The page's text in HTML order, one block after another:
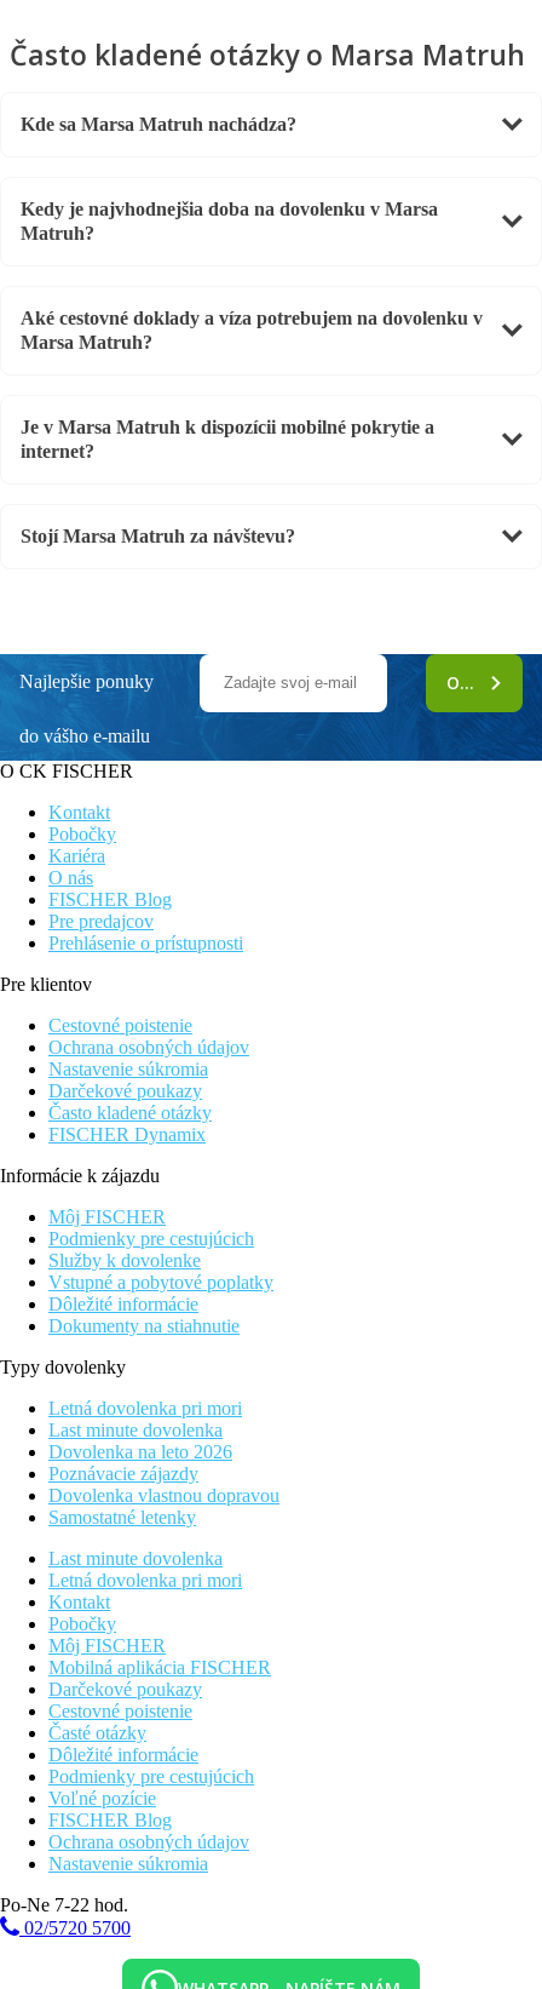
Často kladené otázky o Marsa Matruh
Kde sa Marsa Matruh nachádza?
Kedy je najvhodnejšia doba na dovolenku v Marsa
Matruh?
Aké cestovné doklady a víza potrebujem na dovolenku v
Marsa Matruh?
Je v Marsa Matruh k dispozícii mobilné pokrytie a
internet?
Stojí Marsa Matruh za návštevu?
Najlepšie ponuky
do vášho e-mailu
ODOBERAŤ
O CK FISCHER
Kontakt
Pobočky
Kariéra
O nás
FISCHER Blog
Pre predajcov
Prehlásenie o prístupnosti
Pre klientov
Cestovné poistenie
Ochrana osobných údajov
Nastavenie súkromia
Darčekové poukazy
Často kladené otázky
FISCHER Dynamix
Informácie k zájazdu
Môj FISCHER
Podmienky pre cestujúcich
Služby k dovolenke
Vstupné a pobytové poplatky
Dôležité informácie
Dokumenty na stiahnutie
Typy dovolenky
Letná dovolenka pri mori
Last minute dovolenka
Dovolenka na leto 2026
Poznávacie zájazdy
Dovolenka vlastnou dopravou
Samostatné letenky
Last minute dovolenka
Letná dovolenka pri mori
Kontakt
Pobočky
Môj FISCHER
Mobilná aplikácia FISCHER
Darčekové poukazy
Cestovné poistenie
Časté otázky
Dôležité informácie
Podmienky pre cestujúcich
Voľné pozície
FISCHER Blog
Ochrana osobných údajov
Nastavenie súkromia
Po-Ne 7-22 hod.
02/5720 5700